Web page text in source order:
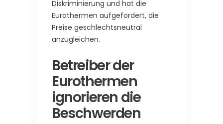
Diskriminierung und hat die
Eurothermen aufgefordert, die
Preise geschlechtsneutral
anzugleichen.
Betreiber der
Eurothermen
ignorieren die
Beschwerden